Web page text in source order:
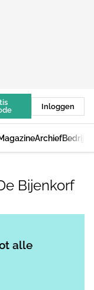
Inloggen
Archief
Bijenkorf
alle